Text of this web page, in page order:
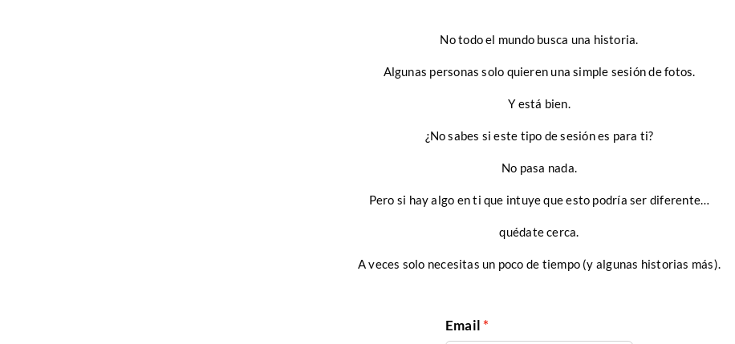
No todo el mundo busca una historia.
Algunas personas solo quieren una simple sesión de fotos.
Y está bien.
¿No sabes si este tipo de sesión es para ti?
No pasa nada.
Pero si hay algo en ti que intuye que esto podría ser diferente…
quédate cerca.
A veces solo necesitas un poco de tiempo (y algunas historias más).
Email